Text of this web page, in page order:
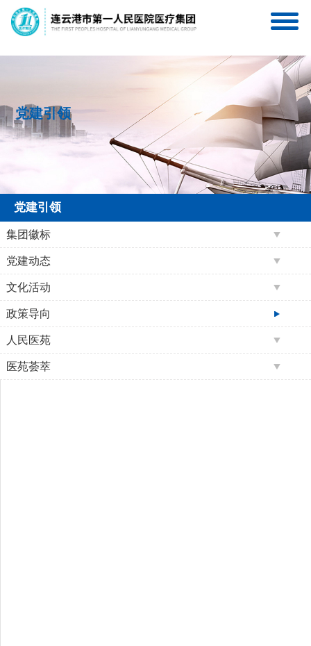
连一医医疗集团服务号
党建引领
党建引领
集团徽标
党建动态
文化活动
政策导向
人民医苑
医苑荟萃